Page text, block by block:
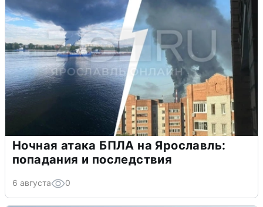
Ночная атака БПЛА на Ярославль:
попадания и последствия
6 августа 0